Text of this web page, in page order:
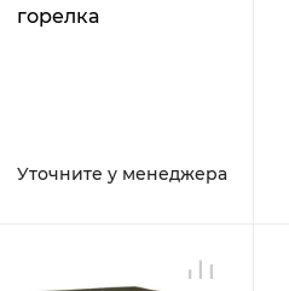
горелка
Уточните у менеджера